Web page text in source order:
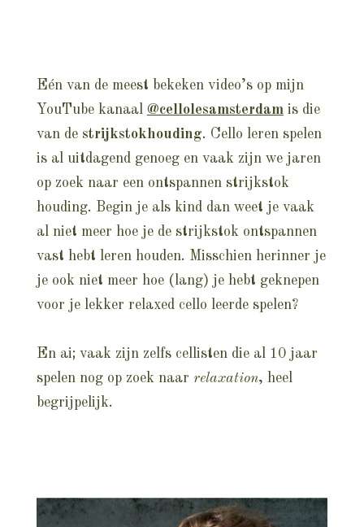
Eén van de meest bekeken video’s op mijn
YouTube kanaal @cellolesamsterdamis die
van de strijkstokhouding. Cello leren spelen
is al uitdagend genoeg en vaak zijn we jaren
op zoek naar een ontspannen strijkstok
houding. Begin je als kind dan weet je vaak
al niet meer hoe je de strijkstok ontspannen
vast hebt leren houden. Misschien herinner je
je ook niet meer hoe (lang) je hebt geknepen
voor je lekker relaxed cello leerde spelen?
En ai; vaak zijn zelfs cellisten die al 10 jaar
spelen nog op zoek naar relaxation, heel
begrijpelijk.